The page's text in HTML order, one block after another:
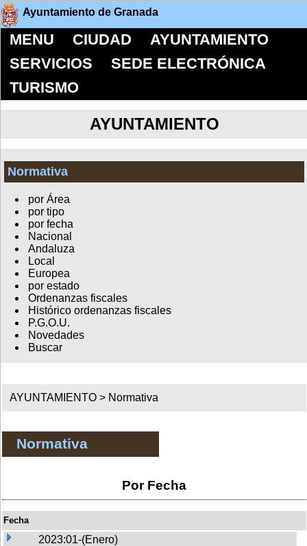
Ayuntamiento de Granada
MENU CIUDAD
AYUNTAMIENTO
SERVICIOS
SEDE ELECTRÓNICA
TURISMO
AYUNTAMIENTO
Normativa
por Área
por tipo
por fecha
Nacional
Andaluza
Local
Europea
por estado
Ordenanzas fiscales
Histórico ordenanzas fiscales
P.G.O.U.
Novedades
Buscar
AYUNTAMIENTO > Normativa
Normativa
Por Fecha
Fecha
2023:01-(Enero)